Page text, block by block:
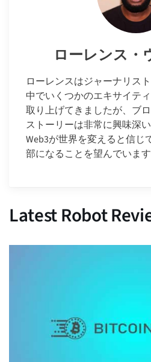
ローレンス・
ローレンスはジャーナリス
中でいくつかのエキサイテ
取り上げてきましたが、ブ
ストーリーは非常に興味深
Web3が世界を変えると信じ
部になることを望んでいます
Latest Robot